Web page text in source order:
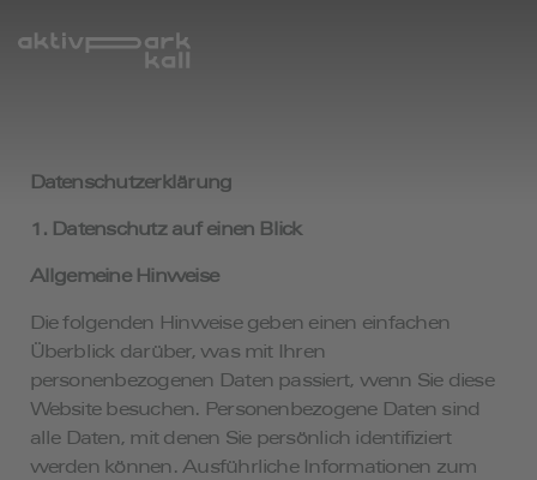
Datenschutz­erklärung
1. Datenschutz auf einen Blick
Allgemeine Hinweise
Die folgenden Hinweise geben einen einfachen
Überblick darüber, was mit Ihren
personenbezogenen Daten passiert, wenn Sie diese
Website besuchen. Personenbezogene Daten sind
alle Daten, mit denen Sie persönlich identifiziert
werden können. Ausführliche Informationen zum